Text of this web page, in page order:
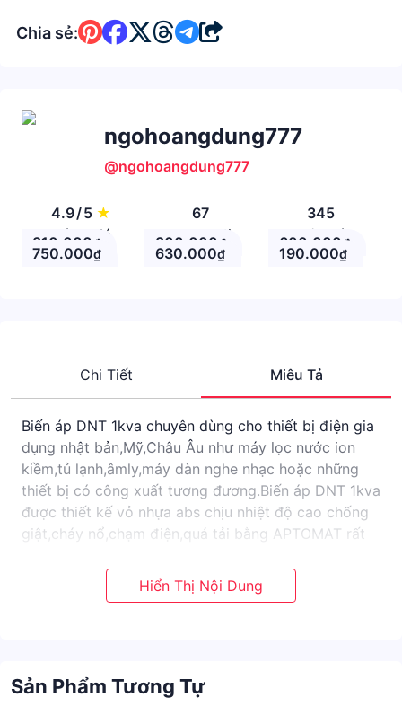
Chia sẻ:
ngohoangdung777
@ngohoangdung777
4.9/5 ★
Đánh giá
67
Theo Dõi
345
Nhận xét
810.000 ₫ 800.000 ₫ 600.000 ₫
750.000₫ 630.000₫ 190.000₫
Chi Tiết Miêu Tả
Biến áp DNT 1kva chuyên dùng cho thiết bị điện gia
dụng nhật bản,Mỹ,Châu Âu như máy lọc nước ion
kiềm,tủ lạnh,âmly,máy dàn nghe nhạc hoặc những
thiết bị có công xuất tương đương.Biến áp DNT 1kva
được thiết kế vỏ nhựa abs chịu nhiệt độ cao chống
giật,cháy nổ,chạm điện,quá tải bằng APTOMAT rất
220v output 100v dùng cho thiết bị của Nhật,120v
dùng cho thiết bị của Mỹ và châu âu
Sản Phẩm Tương Tự